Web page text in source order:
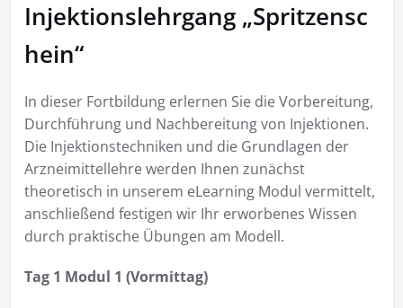
Injektionslehrgang „Spritzensc
hein“
In dieser Fortbildung erlernen Sie die Vorbereitung,
Durchführung und Nachbereitung von Injektionen.
Die Injektionstechniken und die Grundlagen der
Arzneimittellehre werden Ihnen zunächst
theoretisch in unserem eLearning Modul vermittelt,
anschließend festigen wir Ihr erworbenes Wissen
durch praktische Übungen am Modell.
Tag 1 Modul 1 (Vormittag)